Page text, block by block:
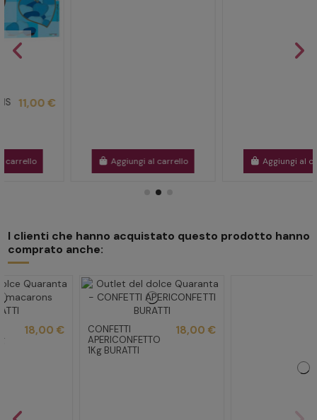
Aggiungi al carrello Aggiungi al carrello
I clienti che hanno acquistato questo prodotto hanno
comprato anche:
CONFETTI
APERICONFETTO
18,00 €
CHIC&BON
MOJITO BURATTI